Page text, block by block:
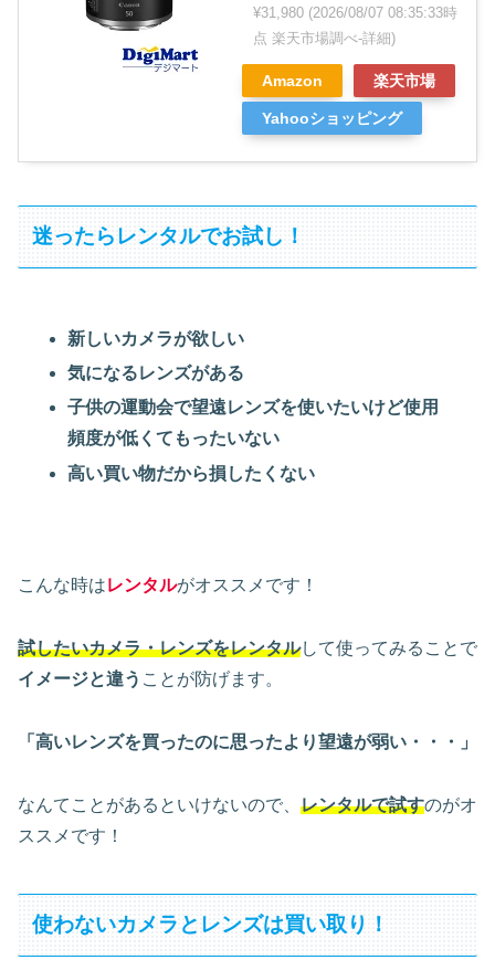
¥31,980 (2026/08/07 08:35:33時
点 楽天市場調べ-詳細)
Amazon 楽天市場
Yahooショッピング
迷ったらレンタルでお試し！
新しいカメラが欲しい
気になるレンズがある
子供の運動会で望遠レンズを使いたいけど使用
頻度が低くてもったいない
高い買い物だから損したくない
こんな時はレンタルがオススメです！
試したいカメラ・レンズをレンタルして使ってみることで
イメージと違う ことが防げます。
「高いレンズを買ったのに思ったより望遠が弱い・・・」
なんてことがあるといけないので、 レンタルで試すのがオ
ススメです！
使わないカメラとレンズは買い取り！